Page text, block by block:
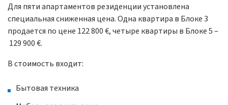
Для пяти апартаментов резиденции установлена
специальная сниженная цена. Одна квартира в Блоке 3
продается по цене 122 800 €, четыре квартиры в Блоке 5 –
129 900 €.
В стоимость входит:
Бытовая техника